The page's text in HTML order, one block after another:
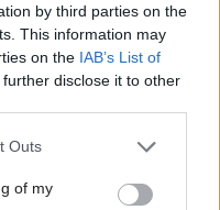
by third parties on the
This information may
on the IAB’s List of
disclose it to other
one or more Google
You may click to
Outs
of my